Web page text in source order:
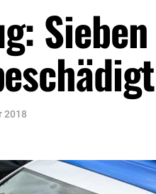
2018